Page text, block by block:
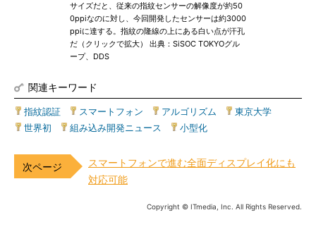
サイズだと、従来の指紋センサーの解像度が約50
0ppiなのに対し、今回開発したセンサーは約3000
ppiに達する。指紋の隆線の上にある白い点が汗孔
だ（クリックで拡大） 出典：SiSOC TOKYOグル
ープ、DDS
関連キーワード
指紋認証 スマートフォン アルゴリズム 東京大学
世界初
組み込み開発ニュース 小型化
スマートフォンで進む全面ディスプレイ化にも
対応可能
Copyright © ITmedia, Inc. All Rights Reserved.